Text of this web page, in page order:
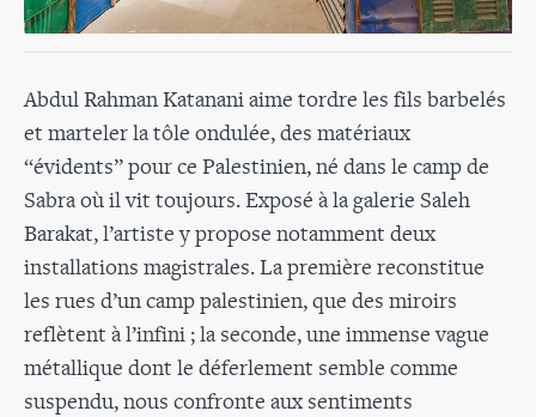
Abdul Rahman Katanani aime tordre les fils barbelés
et marteler la tôle ondulée, des matériaux
“évidents” pour ce Palestinien, né dans le camp de
Sabra où il vit toujours. Exposé à la galerie Saleh
Barakat, l’artiste y propose notamment deux
installations magistrales. La première reconstitue
les rues d’un camp palestinien, que des miroirs
reflètent à l’infini ; la seconde, une immense vague
métallique dont le déferlement semble comme
suspendu, nous confronte aux sentiments